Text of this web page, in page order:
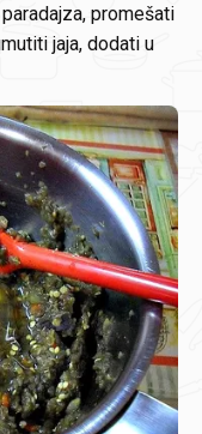
promešati
jaja, dodati u